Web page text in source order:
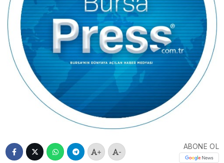
+ -
ABONE OL